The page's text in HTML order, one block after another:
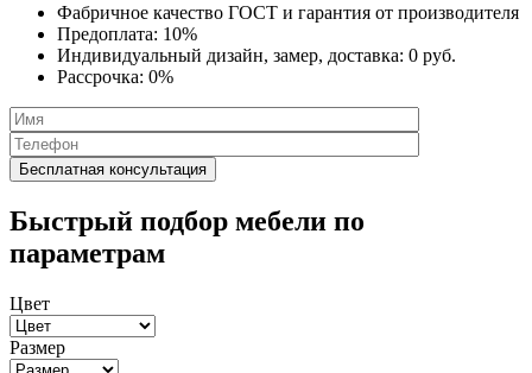
Фабричное качество ГОСТ и гарантия от производителя
Предоплата: 10%
Индивидуальный дизайн, замер, доставка: 0 руб.
Рассрочка: 0%
Быстрый подбор мебели по
параметрам
Цвет
Размер